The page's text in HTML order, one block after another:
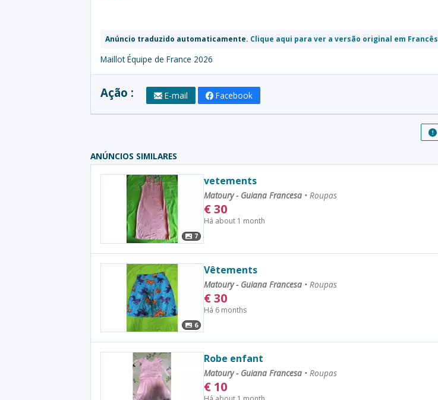
Anúncio traduzido automaticamente. Clique aqui para ver a versão original em Francês
Maillot Équipe de France 2026
Ação : E-mail Facebook
ANÚNCIOS SIMILARES
7
vetements
Matoury - Guiana Francesa • Roupas
€ 30
Há about 1 month
6
Vêtements
Matoury - Guiana Francesa • Roupas
€ 30
Há 6 months
Robe enfant
Matoury - Guiana Francesa • Roupas
€ 10